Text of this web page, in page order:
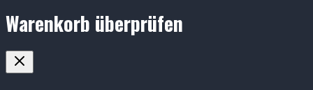
Warenkorb überprüfen